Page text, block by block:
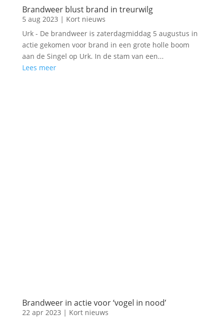
Brandweer blust brand in treurwilg
5 aug 2023 | Kort nieuws
Urk - De brandweer is zaterdagmiddag 5 augustus in
actie gekomen voor brand in een grote holle boom
aan de Singel op Urk. In de stam van een...
Lees meer
Brandweer in actie voor ‘vogel in nood’
22 apr 2023 | Kort nieuws